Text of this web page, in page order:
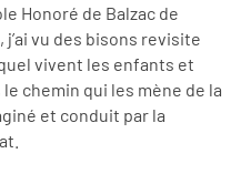
Honoré de Balzac de
j’ai vu des bisons revisite
vivent les enfants et
chemin qui les mène de la
et conduit par la